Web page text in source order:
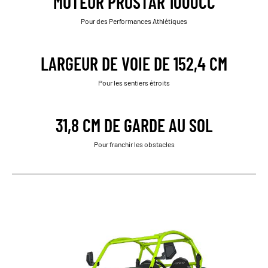
Pour des Performances Athlétiques
LARGEUR DE VOIE DE 152,4 CM
Pour les sentiers étroits
31,8 CM DE GARDE AU SOL
Pour franchir les obstacles